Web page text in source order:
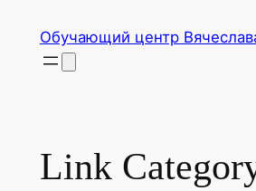
содержимому
Обучающий центр
Link